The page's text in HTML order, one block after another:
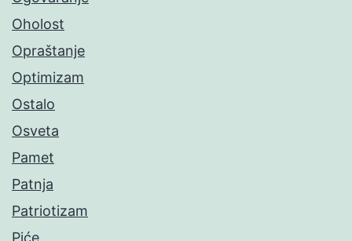
Oholost
Opraštanje
Optimizam
Ostalo
Osveta
Pamet
Patnja
Patriotizam